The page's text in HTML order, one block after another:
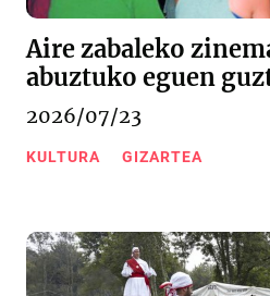
Aire zabaleko
abuztuko eguen
2026/07/23
KULTURA GIZARTEA